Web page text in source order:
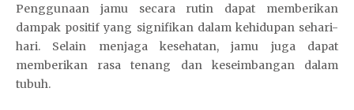
Penggunaan jamu secara rutin dapat memberikan
dampak positif yang signifikan dalam kehidupan sehari-
hari. Selain menjaga kesehatan, jamu juga dapat
memberikan rasa tenang dan keseimbangan dalam
tubuh.